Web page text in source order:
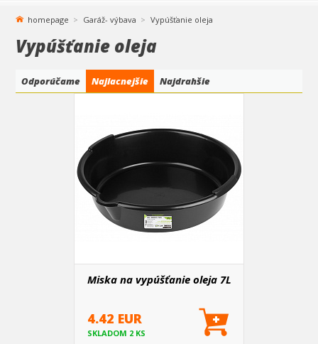
homepage Garáž- výbava Vypúšťanie oleja
Vypúšťanie oleja
Odporúčame Najlacnejšie Najdrahšie
Miska na vypúšťanie oleja 7L
4.42 EUR
SKLADOM 2 KS